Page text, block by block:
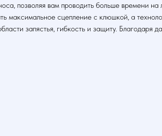
позволяя вам проводить больше времени
максимальное сцепление с клюшкой, а
запястья, гибкость и защиту. Благодаря